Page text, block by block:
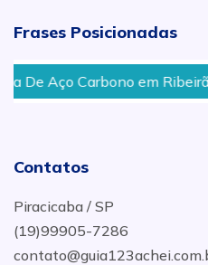
Frases Posicionadas
Aço Carbono em Ribeirão
Contatos
Piracicaba / SP
(19)99905-7286